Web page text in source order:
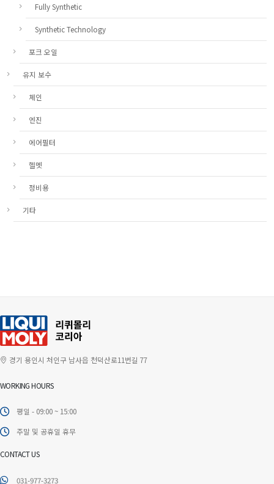
Fully Synthetic
Synthetic Technology
포크 오일
유지 보수
체인
엔진
에어필터
헬멧
정비용
기타
경기 용인시 처인구 남사읍 천덕산로11번길 77
WORKING HOURS
평일 - 09:00 ~ 15:00
주말 및 공휴일 휴무
CONTACT US
031-977-3273